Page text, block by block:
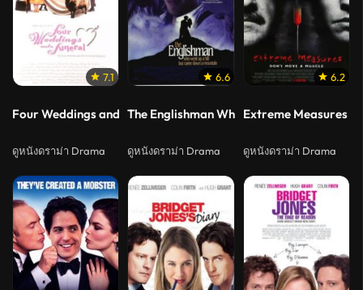
7.1
Four Weddings and a Funeral (1994) ไปงานแต่งงาน 4 ครั้ง หัวใจ
ดูหนังดราม่า Drama
6.6
The Englishman Who Went up a Hill but
ดูหนังดราม่า Drama
6.2
Extreme Measures
ดูหนังดราม่า Drama